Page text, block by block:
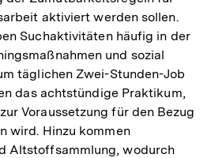
aktiviert werden sollen.
Suchaktivitäten häufig in der
und sozial
täglichen Zwei-Stunden-Job
das achtstündige Praktikum,
Voraussetzung für den Bezug
wird. Hinzu kommen
Altstoffsammlung, wodurch